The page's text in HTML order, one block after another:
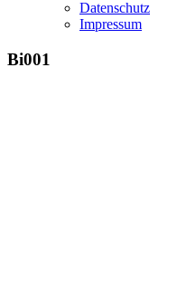
Datenschutz
Impressum
Bi001